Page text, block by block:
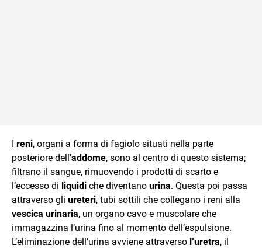
I reni, organi a forma di fagiolo situati nella parte
posteriore dell’addome, sono al centro di questo sistema;
filtrano il sangue, rimuovendo i prodotti di scarto e
l’eccesso di liquidi che diventano urina. Questa poi passa
attraverso gli ureteri, tubi sottili che collegano i reni alla
vescica urinaria, un organo cavo e muscolare che
immagazzina l’urina fino al momento dell’espulsione.
L’eliminazione dell’urina avviene attraverso l’uretra, il